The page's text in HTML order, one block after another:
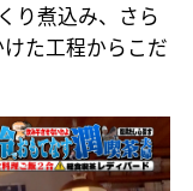
り煮込み、さら
た工程からこだ